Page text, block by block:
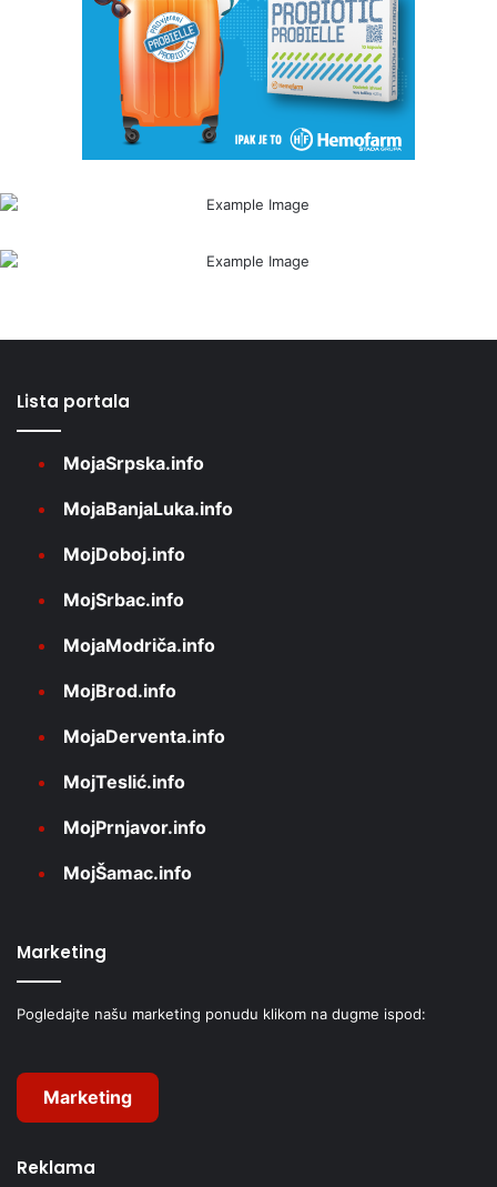
Lista portala
MojaSrpska.info
MojaBanjaLuka.info
MojDoboj.info
MojSrbac.info
MojaModriča.info
MojBrod.info
MojaDerventa.info
MojTeslić.info
MojPrnjavor.info
MojŠamac.info
Marketing
Pogledajte našu marketing ponudu klikom na dugme ispod:
Marketing
Reklama